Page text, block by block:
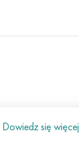
Dowiedz się